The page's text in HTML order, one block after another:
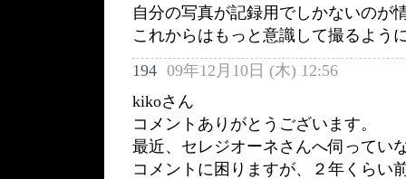
自分の写真が記録用でしかないのが
これからはもっと意識して撮るよう
194 09年12月10日 (木) 12:56
kikoさん
コメントありがとうございます。
最近、セレジオーネさんへ伺ってい
コメントに困りますが、２年くらい